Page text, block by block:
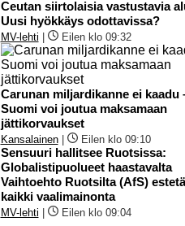
Ceutan siirtolaisia vastustavia
Uusi hyökkäys odottavissa?
MV-lehti Eilen klo 09:32
Carunan miljardikanne ei kaadu
Suomi voi joutua maksamaan
jättikorvaukset
Kansalainen| Eilen klo 09:10
Sensuuri hallitsee Ruotsissa:
Globalistipuolueet haastavalta
Vaihtoehto Ruotsilta (AfS)
kaikki vaalimainonta
MV-lehti Eilen klo 09:04